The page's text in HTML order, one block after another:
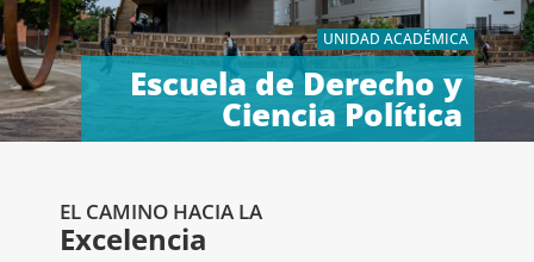
UNIDAD ACADÉMICA
Escuela de Derecho y
Ciencia Política
EL CAMINO HACIA LA
Excelencia